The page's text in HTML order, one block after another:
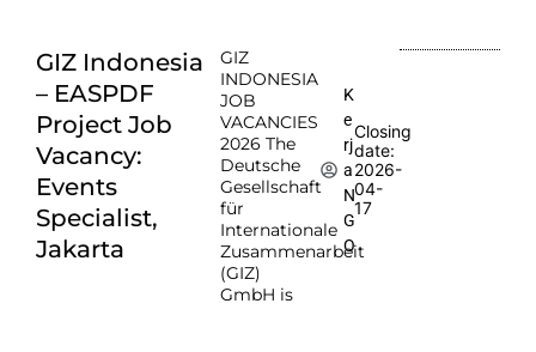
GIZ Indonesia
– EASPDF
Project Job
Vacancy:
Events
Specialist,
Jakarta
GIZ
INDONESIA
JOB
VACANCIES
2026 The
Deutsche
Gesellschaft
für
Internationale
Zusammenarbeit
(GIZ)
GmbH is
K
e
rj
a
N
G
O
Closing
date:
2026-
04-
17